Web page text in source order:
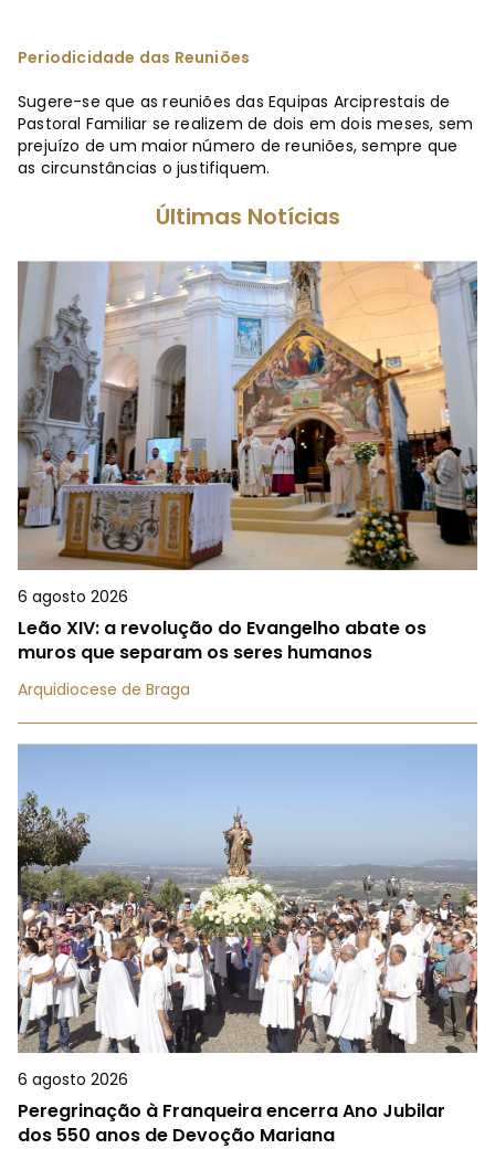
Periodicidade das Reuniões
Sugere-se que as reuniões das Equipas Arciprestais de
Pastoral Familiar se realizem de dois em dois meses, sem
prejuízo de um maior número de reuniões, sempre que
as circunstâncias o justifiquem.
Últimas Notícias
6 agosto 2026
Leão XIV: a revolução do Evangelho abate os
muros que separam os seres humanos
Arquidiocese de Braga
6 agosto 2026
Peregrinação à Franqueira encerra Ano Jubilar
dos 550 anos de Devoção Mariana